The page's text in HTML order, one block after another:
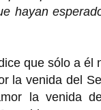
hayan
que sólo a él
la venida del
la venida